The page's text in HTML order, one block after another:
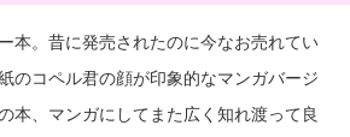
本。昔に発売されたのに今なお売れてい
のコペル君の顔が印象的なマンガバージ
本、マンガにしてまた広く知れ渡って良